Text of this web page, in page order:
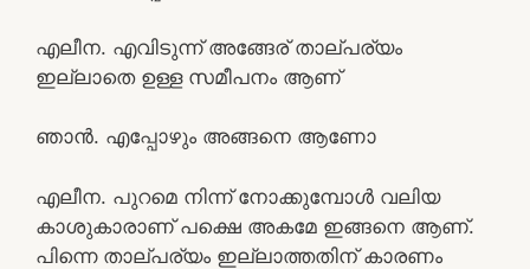
എലീന. എവിടുന്ന് അങ്ങേര് താല്പര്യം
ഇല്ലാതെ ഉള്ള സമീപനം ആണ്
ഞാൻ. എപ്പോഴും അങ്ങനെ ആണോ
എലീന. പുറമെ നിന്ന് നോക്കുമ്പോൾ വലിയ
കാശുകാരാണ് പക്ഷെ അകമേ ഇങ്ങനെ ആണ്.
പിന്നെ താല്പര്യം ഇല്ലാത്തതിന് കാരണം